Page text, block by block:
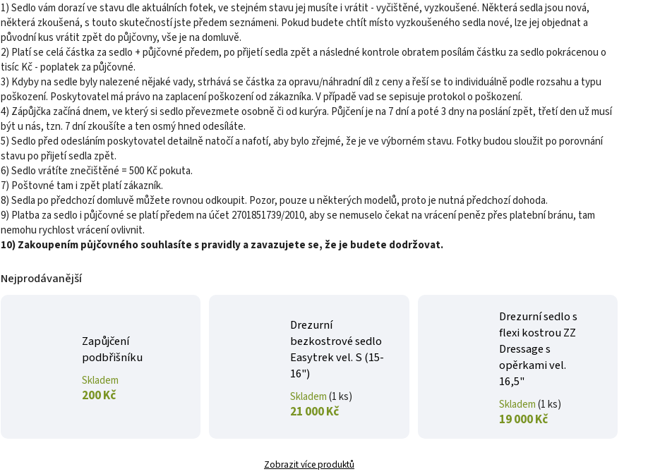
1) Sedlo vám dorazí ve stavu dle aktuálních fotek, ve stejném stavu jej musíte i vrátit - vyčištěné, vyzkoušené. Některá sedla jsou nová,
některá zkoušená, s touto skutečností jste předem seznámeni. Pokud budete chtít místo vyzkoušeného sedla nové, lze jej objednat a
původní kus vrátit zpět do půjčovny, vše je na domluvě.
2) Platí se celá částka za sedlo + půjčovné předem, po přijetí sedla zpět a následné kontrole obratem posílám částku za sedlo pokrácenou o
tisíc Kč - poplatek za půjčovné.
3) Kdyby na sedle byly nalezené nějaké vady, strhává se částka za opravu/náhradní díl z ceny a řeší se to individuálně podle rozsahu a typu
poškození. Poskytovatel má právo na zaplacení poškození od zákazníka. V případě vad se sepisuje protokol o poškození.
4) Zápůjčka začíná dnem, ve který si sedlo převezmete osobně či od kurýra. Půjčení je na 7 dní a poté 3 dny na poslání zpět, třetí den už musí
být u nás, tzn. 7 dní zkoušíte a ten osmý hned odesíláte.
5) Sedlo před odesláním poskytovatel detailně natočí a nafotí, aby bylo zřejmé, že je ve výborném stavu. Fotky budou sloužit po porovnání
stavu po přijetí sedla zpět.
6) Sedlo vrátíte znečištěné = 500 Kč pokuta.
7) Poštovné tam i zpět platí zákazník.
8) Sedla po předchozí domluvě můžete rovnou odkoupit. Pozor, pouze u některých modelů, proto je nutná předchozí dohoda.
9) Platba za sedlo i půjčovné se platí předem na účet 2701851739/2010, aby se nemuselo čekat na vrácení peněz přes platební bránu, tam
nemohu rychlost vrácení ovlivnit.
10) Zakoupením půjčovného souhlasíte s pravidly a zavazujete se, že je budete dodržovat.
Nejprodávanější
Zapůjčení
podbřišníku
Skladem
200 Kč
Drezurní
bezkostrové sedlo
Easytrek vel. S (15-
16")
Skladem(1 ks)
21 000 Kč
Drezurní sedlo s
flexi kostrou ZZ
Dressage s
opěrkami vel.
16,5"
Skladem(1 ks)
19 000 Kč
Zobrazit více produktů